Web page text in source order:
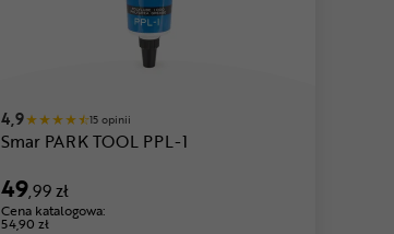
4,9 15 opinii
Smar PARK TOOL PPL-1
49,99 zł
Cena katalogowa:
54,90 zł